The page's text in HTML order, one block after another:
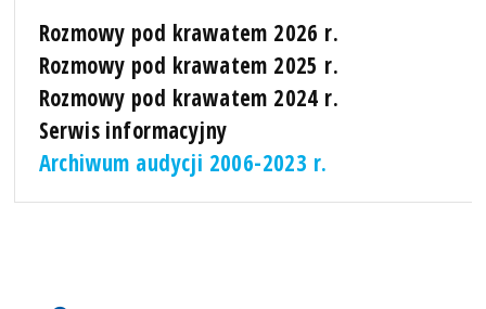
Rozmowy pod krawatem 2026 r.
Rozmowy pod krawatem 2025 r.
Rozmowy pod krawatem 2024 r.
Serwis informacyjny
Archiwum audycji 2006-2023 r.